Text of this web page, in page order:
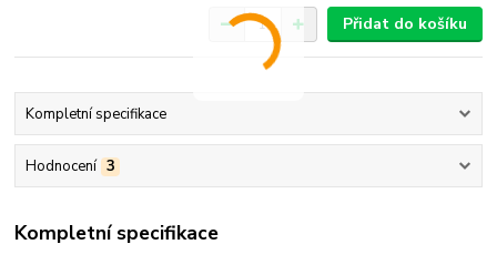
Přidat do košíku
Kompletní specifikace
Hodnocení 3
Kompletní specifikace